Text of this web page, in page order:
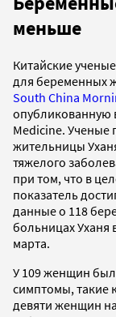
меньше
Китайские
для беременных
South China
опубликованную
Medicine. Ученые
жительницы
тяжелого
при том, что в
показатель
данные о 118
больницах Уханя
марта.
У 109 женщин
симптомы, такие
девяти женщин